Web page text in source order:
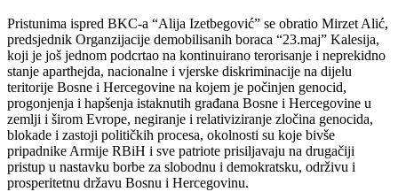
Pristunima ispred BKC-a “Alija Izetbegović” se obratio Mirzet Alić,
predsjednik Organzijacije demobilisanih boraca “23.maj” Kalesija,
koji je još jednom podcrtao na kontinuirano terorisanje i neprekidno
stanje aparthejda, nacionalne i vjerske diskriminacije na dijelu
teritorije Bosne i Hercegovine na kojem je počinjen genocid,
progonjenja i hapšenja istaknutih građana Bosne i Hercegovine u
zemlji i širom Evrope, negiranje i relativiziranje zločina genocida,
blokade i zastoji političkih procesa, okolnosti su koje bivše
pripadnike Armije RBiH i sve patriote prisiljavaju na drugačiji
pristup u nastavku borbe za slobodnu i demokratsku, održivu i
prosperitetnu državu Bosnu i Hercegovinu.